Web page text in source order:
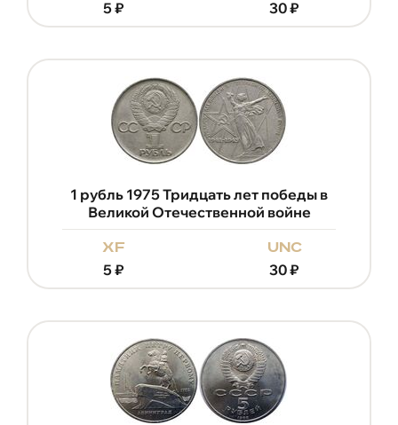
5₽
30₽
1 рубль 1975 Тридцать лет победы в
Великой Отечественной войне
xf
5₽
unc
30₽